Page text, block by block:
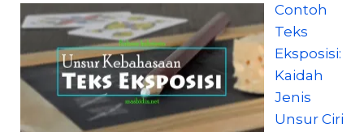
Contoh
Teks
Eksposisi:
Kaidah
Jenis
Unsur Ciri